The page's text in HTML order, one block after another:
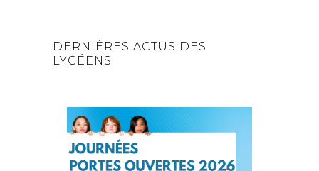
DERNIÈRES ACTUS DES
LYCÉENS